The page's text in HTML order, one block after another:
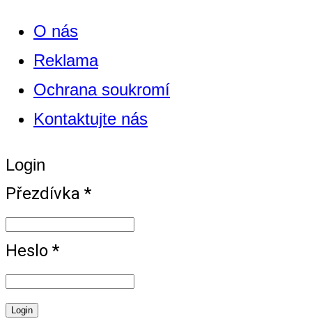
O nás
Reklama
Ochrana soukromí
Kontaktujte nás
Login
Přezdívka *
Heslo *